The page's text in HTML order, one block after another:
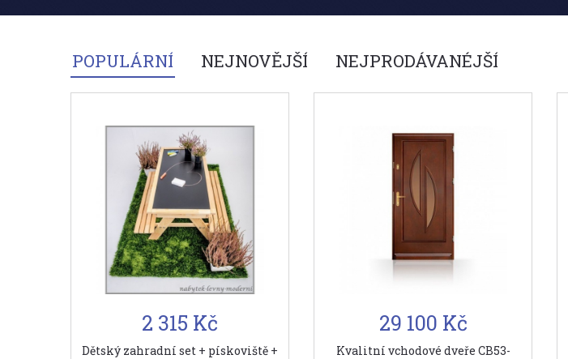
POPULÁRNÍ NEJNOVĚJŠÍ NEJPRODÁVANÉJŠÍ
2 315 Kč
Dětský zahradní set + pískoviště +
29 100 Kč
Kvalitní vchodové dveře CB53-